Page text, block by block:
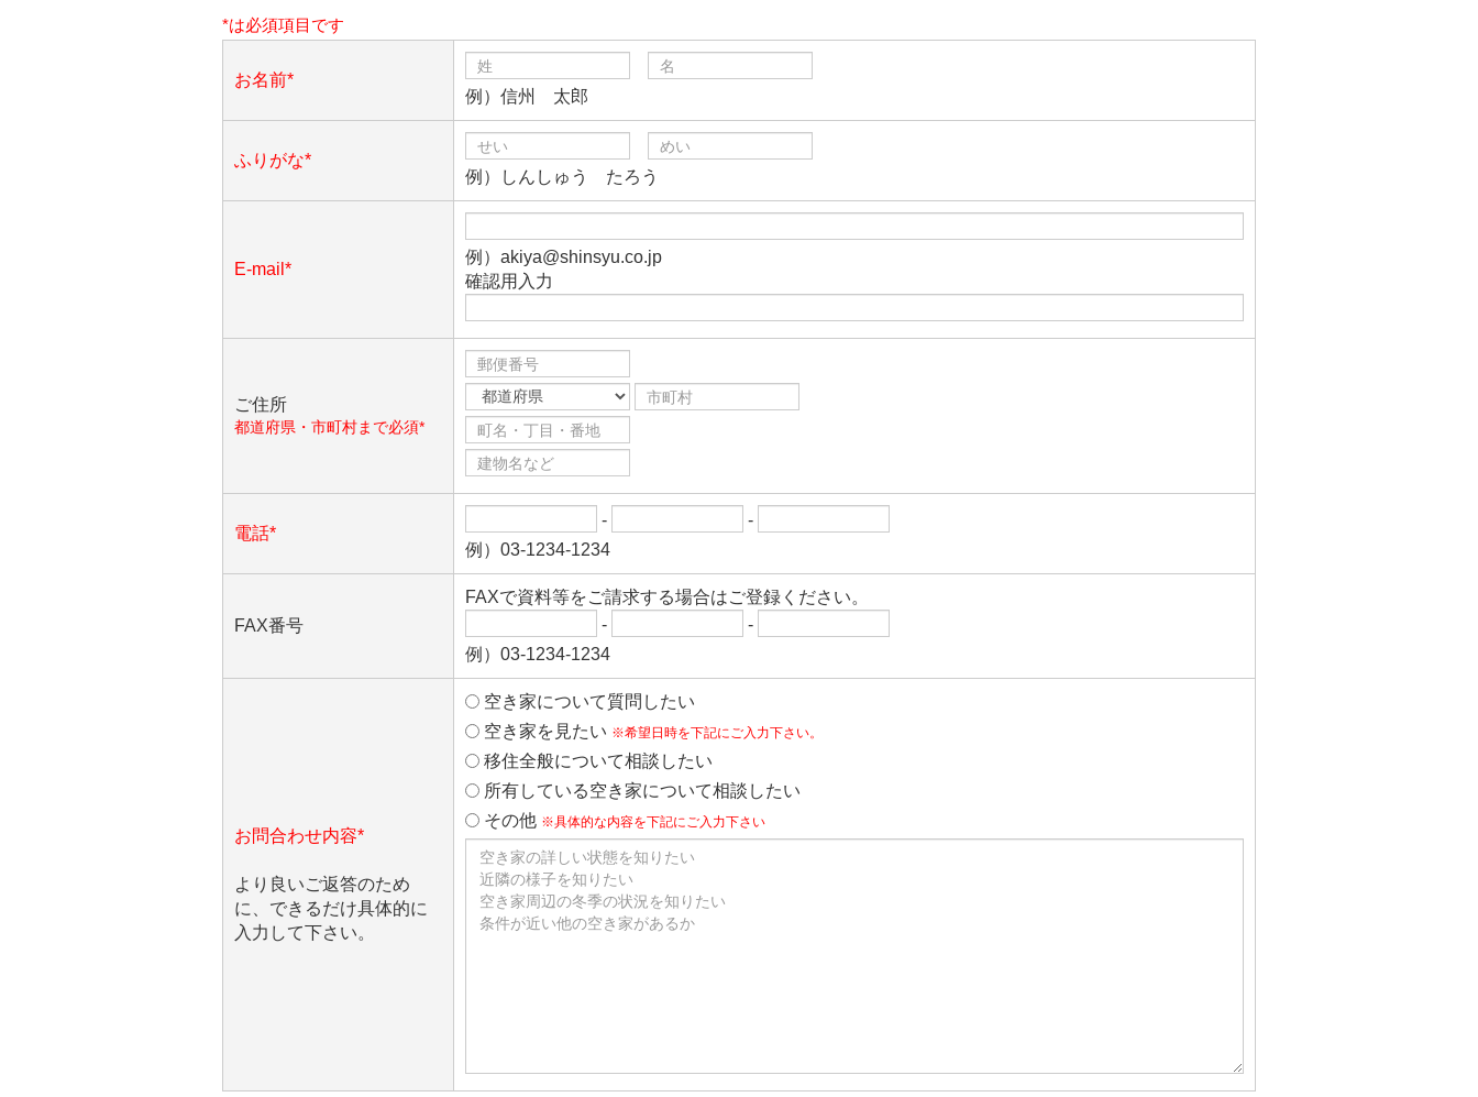
*は必須項目です
お名前*
例）信州 太郎
ふりがな*
例）しんしゅう たろう
E-mail*
例）akiya@shinsyu.co.jp
確認用入力
ご住所
都道府県・市町村まで必須*
電話*
-
-
例）03-1234-1234
FAX番号
FAXで資料等をご請求する場合はご登録ください。
-
-
例）03-1234-1234
お問合わせ内容*
より良いご返答のため
に、できるだけ具体的に
入力して下さい。
空き家について質問したい
空き家を見たい ※希望日時を下記にご入力下さい。
移住全般について相談したい
所有している空き家について相談したい
その他 ※具体的な内容を下記にご入力下さい